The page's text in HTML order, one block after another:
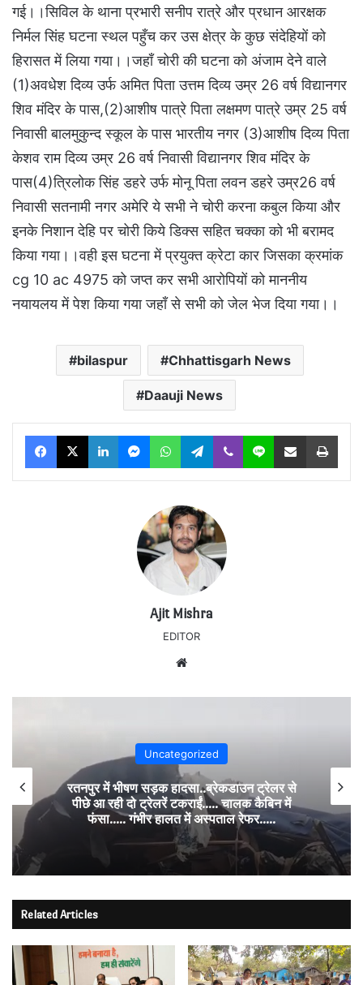
गई।।सिविल के थाना प्रभारी सनीप रात्रे और प्रधान आरक्षक
निर्मल सिंह घटना स्थल पहुँच कर उस क्षेत्र के कुछ संदेहियों को
हिरासत में लिया गया।।जहाँ चोरी की घटना को अंजाम देने वाले
(1)अवधेश दिव्य उर्फ अमित पिता उत्तम दिव्य उम्र 26 वर्ष विद्यानगर
शिव मंदिर के पास,(2)आशीष पात्रे पिता लक्षमण पात्रे उम्र 25 वर्ष
निवासी बालमुकुन्द स्कूल के पास भारतीय नगर (3)आशीष दिव्य पिता
केशव राम दिव्य उम्र 26 वर्ष निवासी विद्यानगर शिव मंदिर के
पास(4)त्रिलोक सिंह डहरे उर्फ मोनू पिता लवन डहरे उम्र26 वर्ष
निवासी सतनामी नगर अमेरि ये सभी ने चोरी करना कबुल किया और
इनके निशान देहि पर चोरी किये डिक्स सहित चक्का को भी बरामद
किया गया।।वही इस घटना में प्रयुक्त क्रेटा कार जिसका क्रमांक
cg 10 ac 4975 को जप्त कर सभी आरोपियों को माननीय
नयायलय में पेश किया गया जहाँ से सभी को जेल भेज दिया गया।।
bilaspur Chhattisgarh News
Daauji News
Facebook
X LinkedInMessengerWhatsAppTelegram
Viber Line Share via Email Print
Ajit Mishra
EDITOR
Uncategorized
रतनपुर में भीषण सड़क हादसा..ब्रेकडाउन ट्रेलर से
पीछे आ रही दो ट्रेलरें टकराईं….. चालक कैबिन में
फंसा….. गंभीर हालत में अस्पताल रेफर…..
Related Articles